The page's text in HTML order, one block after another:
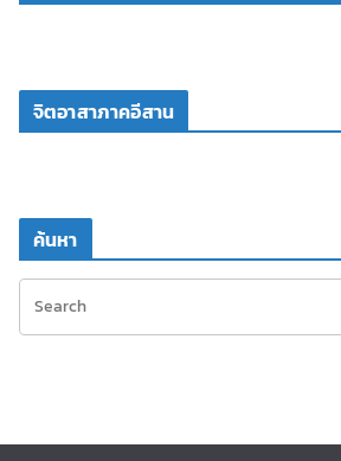
จิตอาสาภาคอีสาน
ค้นหา